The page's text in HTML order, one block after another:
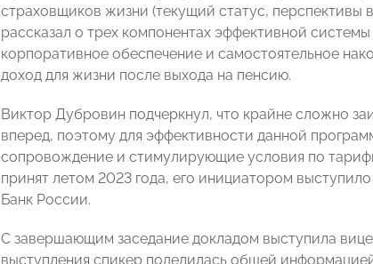
страховщиков жизни (текущий статус, перспективы
рассказал о трех компонентах эффективной
корпоративное обеспечение и самостоятельное
доход для жизни после выхода на пенсию.
Виктор Дубровин подчеркнул, что крайне сложно
вперед, поэтому для эффективности данной
сопровождение и стимулирующие условия по
принят летом 2023 года, его инициатором
Банк России.
С завершающим заседание докладом выступила
выступления спикер поделилась общей